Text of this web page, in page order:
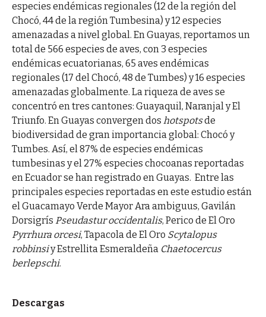
especies endémicas regionales (12 de la región del
Chocó, 44 de la región Tumbesina) y 12 especies
amenazadas a nivel global. En Guayas, reportamos un
total de 566 especies de aves, con 3 especies
endémicas ecuatorianas, 65 aves endémicas
regionales (17 del Chocó, 48 de Tumbes) y 16 especies
amenazadas globalmente. La riqueza de aves se
concentró en tres cantones: Guayaquil, Naranjal y El
Triunfo. En Guayas convergen dos hotspotsde
biodiversidad de gran importancia global: Chocó y
Tumbes. Así, el 87% de especies endémicas
tumbesinas y el 27% especies chocoanas reportadas
en Ecuador se han registrado en Guayas. Entre las
principales especies reportadas en este estudio están
el Guacamayo Verde Mayor Ara ambiguus, Gavilán
Dorsigrís Pseudastur occidentalis, Perico de El Oro
Pyrrhura orcesi, Tapacola de El Oro Scytalopus
robbinsiy Estrellita Esmeraldeña Chaetocercus
berlepschi.
Descargas